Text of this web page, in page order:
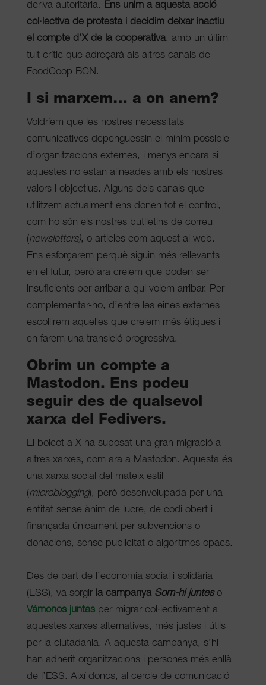
deriva autoritària. Ens unim a aquesta acció
col·lectiva de protesta i decidim deixar inactiu
el compte d’X de la cooperativa, amb un últim
tuit crític que adreçarà als altres canals de
FoodCoop BCN.
I si marxem… a on anem?
Voldríem que les nostres necessitats
comunicatives depenguessin el mínim possible
d’organitzacions externes, i menys encara si
aquestes no estan alineades amb els nostres
valors i objectius. Alguns dels canals que
utilitzem actualment ens donen tot el control,
com ho són els nostres butlletins de correu
(newsletters), o articles com aquest al web.
Ens esforçarem perquè siguin més rellevants
en el futur, però ara creiem que poden ser
insuficients per arribar a qui volem arribar. Per
complementar-ho, d’entre les eines externes
escollirem aquelles que creiem més ètiques i
en farem una transició progressiva.
Obrim un compte a
Mastodon. Ens podeu
seguir des de qualsevol
xarxa del Fedivers.
El boicot a X ha suposat una gran migració a
altres xarxes, com ara a Mastodon. Aquesta és
una xarxa social del mateix estil
(microblogging), però desenvolupada per una
entitat sense ànim de lucre, de codi obert i
finançada únicament per subvencions o
donacions, sense publicitat o algoritmes opacs.
Des de part de l’economia social i solidària
(ESS), va sorgir la campanya Som-hi junteso
Vámonos juntasper migrar col·lectivament a
aquestes xarxes alternatives, més justes i útils
per la ciutadania. A aquesta campanya, s’hi
han adherit organitzacions i persones més enllà
de l’ESS. Així doncs, al cercle de comunicació